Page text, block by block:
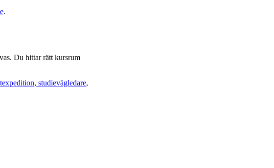
.
Du hittar rätt kursrum
studievägledare,